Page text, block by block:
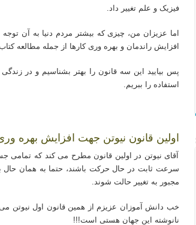
فیزیک و علم تغییر داد.
افزایش راندمان و بهره وری کارها از جمله مطالعه کتاب
پس بیایید این سه قانون را بهتر بشناسیم و در
استفاده را ببریم.
اولین قانون نیوتن جهت افزایش بهره
آقای نیوتن در اولین قانون مطرح می کند که تمامی
سرعت ثابت در حال حرکت باشند، حتما به همان حال
مجبور به تغییر حالت شوند.
خب دانش آموزان عزیزم از همین قانون اول نیوتن می
نانوشته این جهان هستی است!!!